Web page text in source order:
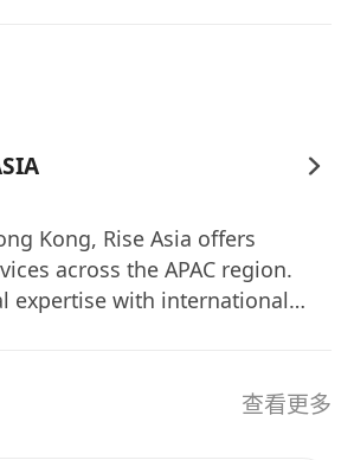
Kong, Rise Asia offers
across the APAC region.
expertise with international
estate and technology查看更多